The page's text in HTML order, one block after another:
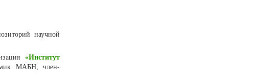
научной
«Институт
МАБН, член-